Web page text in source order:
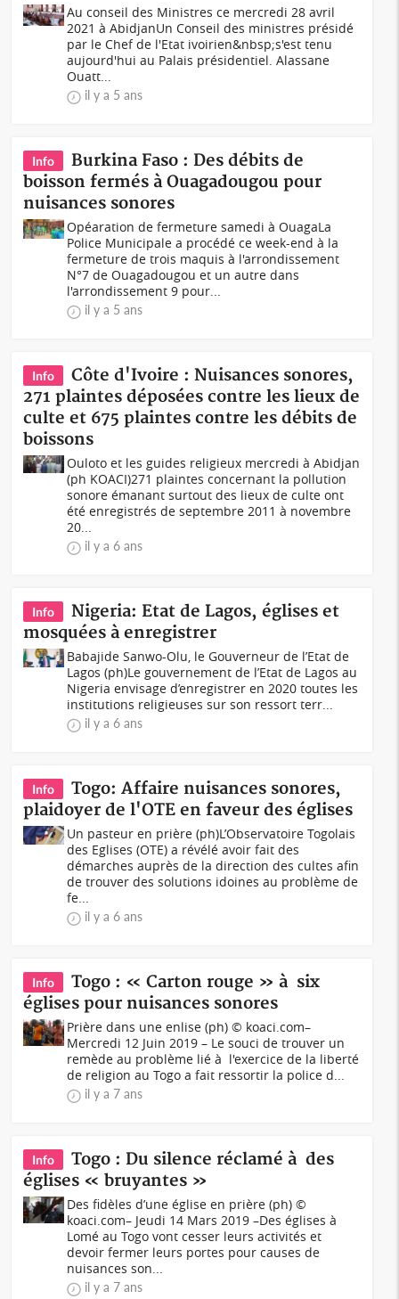
Au conseil des Ministres ce mercredi 28 avril
2021 à AbidjanUn Conseil des ministres présidé
par le Chef de l'Etat ivoirien&nbsp;s'est tenu
aujourd'hui au Palais présidentiel. Alassane
Ouatt...
il y a 5 ans
Info
Burkina Faso : Des débits de
boisson fermés à Ouagadougou pour
nuisances sonores
Opéaration de fermeture samedi à OuagaLa
Police Municipale a procédé ce week-end à la
fermeture de trois maquis à l'arrondissement
N°7 de Ouagadougou et un autre dans
l'arrondissement 9 pour...
il y a 5 ans
Info
Côte d'Ivoire : Nuisances sonores,
271 plaintes déposées contre les lieux de
culte et 675 plaintes contre les débits de
boissons
Ouloto et les guides religieux mercredi à Abidjan
(ph KOACI)271 plaintes concernant la pollution
sonore émanant surtout des lieux de culte ont
été enregistrés de septembre 2011 à novembre
20...
il y a 6 ans
Info
Nigeria: Etat de Lagos, églises et
mosquées à enregistrer
Babajide Sanwo-Olu, le Gouverneur de l’Etat de
Lagos (ph)Le gouvernement de l’Etat de Lagos au
Nigeria envisage d’enregistrer en 2020 toutes les
institutions religieuses sur son ressort terr...
il y a 6 ans
Info
Togo: Affaire nuisances sonores,
plaidoyer de l'OTE en faveur des églises
Un pasteur en prière (ph)L’Observatoire Togolais
des Eglises (OTE) a révélé avoir fait des
démarches auprès de la direction des cultes afin
de trouver des solutions idoines au problème de
fe...
il y a 6 ans
Info
Togo : « Carton rouge » à six
églises pour nuisances sonores
Prière dans une enlise (ph) © koaci.com–
Mercredi 12 Juin 2019 – Le souci de trouver un
remède au problème lié à l'exercice de la liberté
de religion au Togo a fait ressortir la police d...
il y a 7 ans
Info
Togo : Du silence réclamé à des
églises « bruyantes »
Des fidèles d’une église en prière (ph) ©
koaci.com– Jeudi 14 Mars 2019 –Des églises à
Lomé au Togo vont cesser leurs activités et
devoir fermer leurs portes pour causes de
nuisances son...
il y a 7 ans